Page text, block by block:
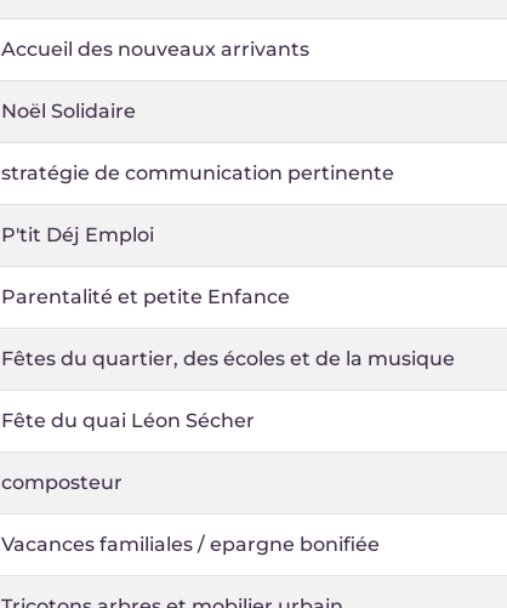
Accueil des nouveaux arrivants
Noël Solidaire
stratégie de communication pertinente
P'tit Déj Emploi
Parentalité et petite Enfance
Fêtes du quartier, des écoles et de la musique
Fête du quai Léon Sécher
composteur
Vacances familiales / epargne bonifiée